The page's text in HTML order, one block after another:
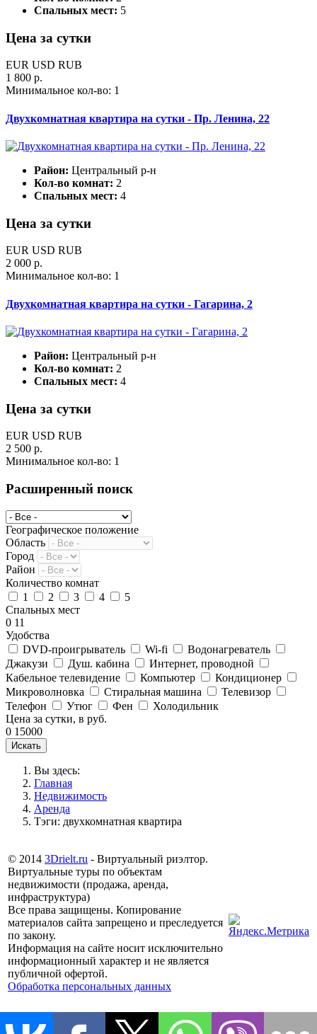
Спальных мест: 5
Цена за сутки
EUR USD RUB
1 800 р.
Минимальное кол-во: 1
Двухкомнатная квартира на сутки - Пр. Ленина, 22
Район: Центральный р-н
Кол-во комнат: 2
Спальных мест: 4
Цена за сутки
EUR USD RUB
2 000 р.
Минимальное кол-во: 1
Двухкомнатная квартира на сутки - Гагарина, 2
Район: Центральный р-н
Кол-во комнат: 2
Спальных мест: 4
Цена за сутки
EUR USD RUB
2 500 р.
Минимальное кол-во: 1
Расширенный поиск
Географическое положение
Область
Город
Район
Количество комнат
1
2 3 4
5
Спальных мест
0 11
Удобства
DVD-проигрыватель
Wi-fi
Водонагреватель
Джакузи
Душ. кабина
Интернет, проводной
Кабельное телевидение
Компьютер
Кондиционер
Микроволновка
Стиральная машина
Телевизор
Телефон
Утюг Фен
Холодильник
Цена за сутки, в руб.
0 15000
Вы здесь:
Главная
Недвижимость
Аренда
Тэги: двухкомнатная квартира
© 2014 3Drielt.ru - Виртуальный риэлтор.
Виртуальные туры по объектам
недвижимости (продажа, аренда,
инфраструктура)
Все права защищены. Копирование
материалов сайта запрещено и преследуется
по закону.
Информация на сайте носит исключительно
информационный характер и не является
публичной офертой.
Обработка персональных данных